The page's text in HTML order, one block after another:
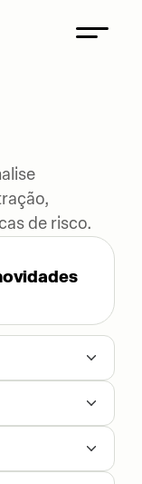
de risco.